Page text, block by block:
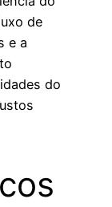
de
e a
do